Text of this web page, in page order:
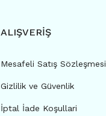
ALIŞVERİŞ
Mesafeli Satış Sözleşmesi
Gizlilik ve Güvenlik
İptal İade Koşullari